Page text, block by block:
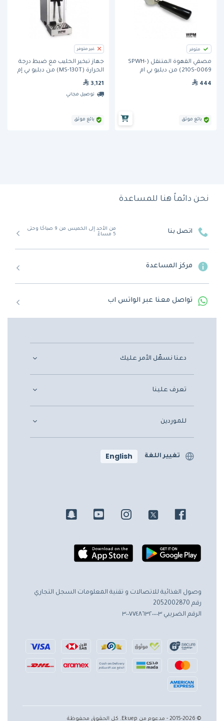
متوفر
مصفي القهوة المتنقل (SPWH-
210S-0069) من دبليو بي ام
444
بائع موثق
غير متوفر
جهاز تبخير الحليب مع ضبط درجة
الحرارة (MS-130T) من دبليو بي إم
3,121
توصيل مجاني
بائع موثق
نحن دائماً هنا للمساعدة
اتصل بنا
من الأحد إلى الخميس من 9 صباحًا وحتى
5 مساءً
مركز المساعدة
تواصل معنا عبر الواتس اب
دعنا نسهّل الأمر عليك
تعرف علينا
للموردين
تغيير اللغة English
وصول الغذائية للاتصالات و تقنية المعلومات السجل التجاري
رقم 2052002870
الرقم الضريبي ٣٠٠٧٧٤٨٦٣٢٠٠٠٠٣
© 2015-2026 - مدعوم من Ekuep. كل الحقوق محفوظة